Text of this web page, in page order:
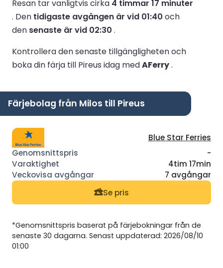
Resan tar vanligtvis cirka 4 timmar 17 minuter
. Den tidigaste avgången är vid 01:40 och
den senaste är vid 02:30 .
Kontrollera den senaste tillgängligheten och
boka din färja till Pireus idag medAFerry.
Färjebolag från Milos till Pireus
Blue Star Ferries
-
4tim 17min
7 avgångar
Se pris
*Genomsnittspris baserat på färjebokningar från de
senaste 30 dagarna. Senast uppdaterad: 2026/08/10
01:00